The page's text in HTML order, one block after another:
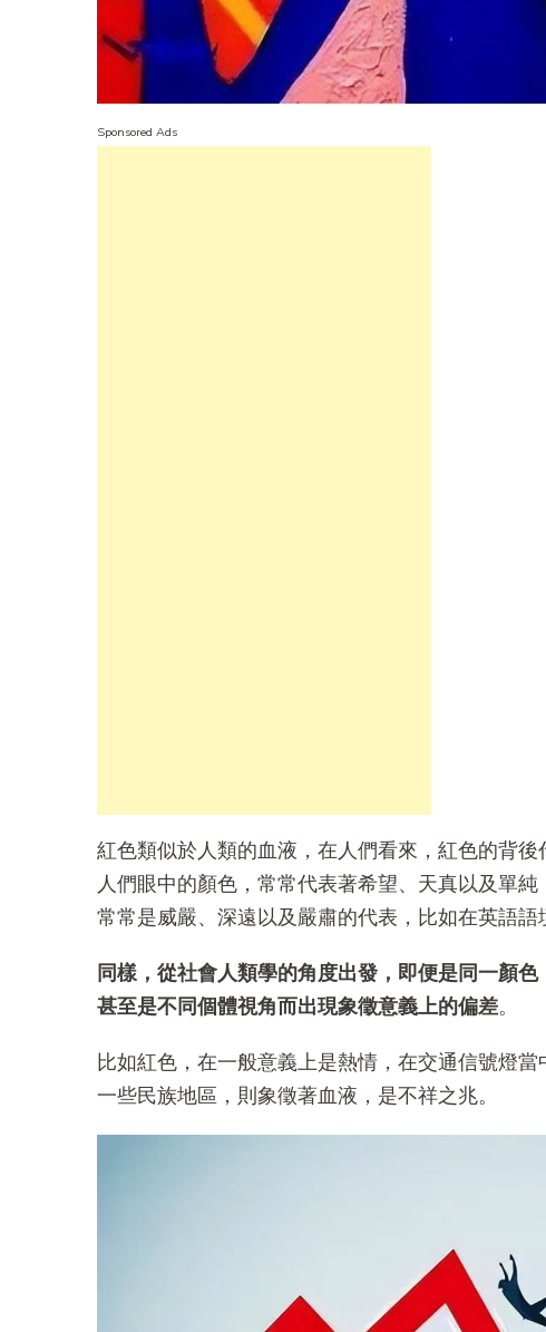
Sponsored Ads
紅色類似於人類的血液，在人們看來，紅色的背
人們眼中的顏色，常常代表著希望、天真以及單
常常是威嚴、深遠以及嚴肅的代表，比如在英語
同樣，從社會人類學的角度出發，即便是同一顏
甚至是不同個體視角而出現象徵意義上的偏差。
比如紅色，在一般意義上是熱情，在交通信號燈
一些民族地區，則象徵著血液，是不祥之兆。